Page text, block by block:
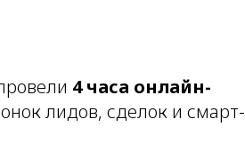
4 часа онлайн-
лидов, сделок и смарт-